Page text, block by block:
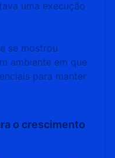
uma execução
se mostrou
ambiente em que
para manter
o crescimento